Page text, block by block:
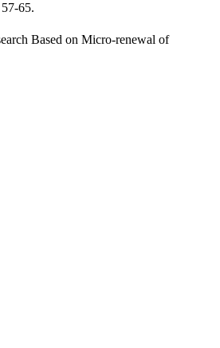
65.
Based on Micro-renewal of